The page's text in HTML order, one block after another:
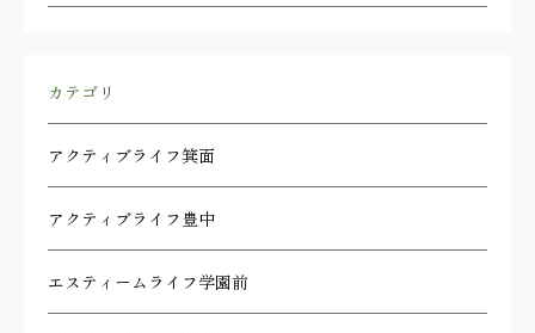
カテゴリ
アクティブライフ箕面
アクティブライフ豊中
エスティームライフ学園前